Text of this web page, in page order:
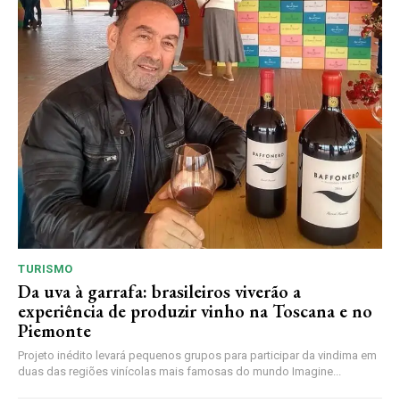
TURISMO
Da uva à garrafa: brasileiros viverão a
experiência de produzir vinho na Toscana e no
Piemonte
Projeto inédito levará pequenos grupos para participar da vindima em
duas das regiões vinícolas mais famosas do mundo Imagine...